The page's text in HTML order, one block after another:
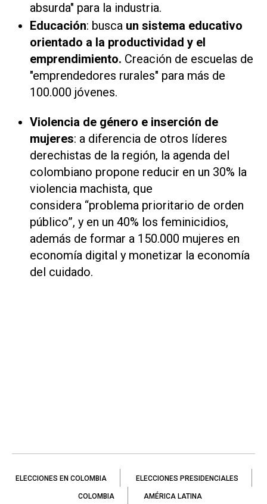
absurda" para la industria.
Educación: busca un sistema educativo
orientado a la productividad y el
emprendimiento. Creación de escuelas de
"emprendedores rurales" para más de
100.000 jóvenes.
Violencia de género e inserción de
mujeres: a diferencia de otros líderes
derechistas de la región, la agenda del
colombiano propone reducir en un 30% la
violencia machista, que
considera “problema prioritario de orden
público”, y en un 40% los feminicidios,
además de formar a 150.000 mujeres en
economía digital y monetizar la economía
del cuidado.
ELECCIONES EN COLOMBIA ELECCIONES PRESIDENCIALES
COLOMBIA AMÉRICA LATINA